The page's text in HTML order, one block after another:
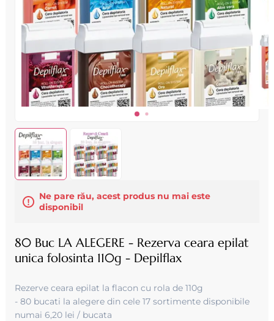
Ne pare rău, acest produs nu mai este
disponibil
80 Buc LA ALEGERE - Rezerva ceara epilat
unica folosinta 110g - Depilflax
Rezerve ceara epilat la flacon cu rola de 110g
- 80 bucati la alegere din cele 17 sortimente disponibile
numai 6,20 lei / bucata